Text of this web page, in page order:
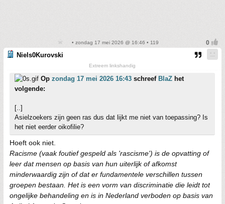
• zondag 17 mei 2026 @ 16:46 • 119
Niels0Kurovski
Extreem linkshandig
Op zondag 17 mei 2026 16:43 schreef BlaZ het
volgende:
[..]
Asielzoekers zijn geen ras dus dat lijkt me niet van toepassing? Is
het niet eerder oikofilie?
Hoeft ook niet.
Racisme (vaak foutief gespeld als 'rascisme') is de opvatting of
leer dat mensen op basis van hun uiterlijk of afkomst
minderwaardig zijn of dat er fundamentele verschillen tussen
groepen bestaan. Het is een vorm van discriminatie die leidt tot
ongelijke behandeling en is in Nederland verboden op basis van